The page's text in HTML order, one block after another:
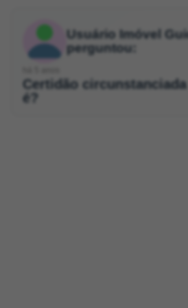
Usuário Imóvel
perguntou:
Certidão
é?